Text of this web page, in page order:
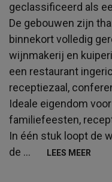
geclassificeerd als
De gebouwen zijn
binnekort volledig
wijnmakerij en
een restaurant
receptiezaal,
Ideale eigendom
familiefeesten,
In één stuk loopt de
de ... LEES MEER